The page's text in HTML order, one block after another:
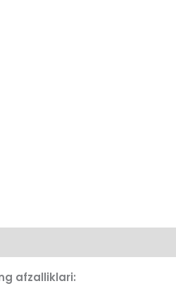
afzalliklari: